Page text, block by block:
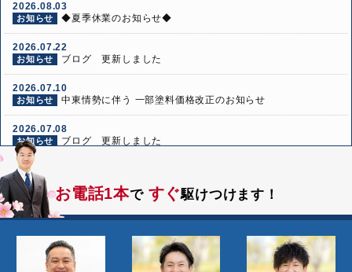
2026.08.03
お知らせ ◆夏季休業のお知らせ◆
2026.07.22
お知らせ ブログ 更新しました
2026.07.10
お知らせ 中東情勢に伴う 一部塗料価格改正のお知らせ
2026.07.08
お知らせ ブログ 更新しました
2026.06.24
お知らせ
2026.06.10
お知らせ ブログ 更新しました
お電話1本で すぐ駆けつけます！